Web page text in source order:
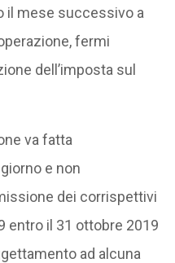
il mese successivo a
fermi
dell’imposta sul
va fatta
e non
dei corrispettivi
entro il 31 ottobre 2019
ad alcuna